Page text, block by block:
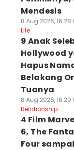
Mendesis
8 Aug 2026, 16:28
Life
9 Anak
Hollywood
Hapus
Belakang
Tuanya
8 Aug 2026, 16:20
Relationship
4 Film
6, The
Four sampai